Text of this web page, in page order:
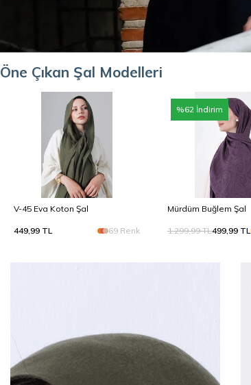
Öne Çıkan Şal Modelleri
V-45 Eva Koton Şal
449,99 TL 69 Renk
%62 İndirim
Mürdüm Buğlem Şal
1.299,99TL499,99 TL